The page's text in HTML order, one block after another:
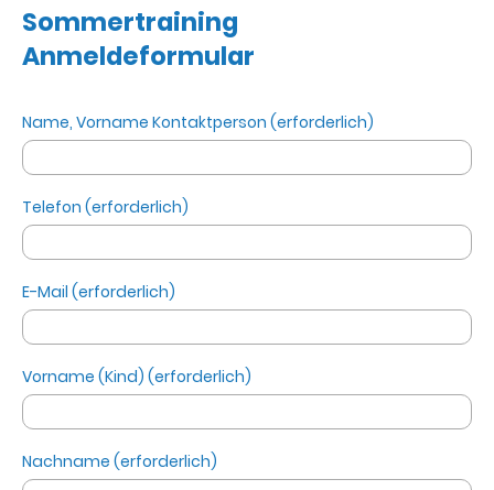
Sommertraining
Anmeldeformular
Name, Vorname Kontaktperson (erforderlich)
Telefon (erforderlich)
E-Mail (erforderlich)
Vorname (Kind) (erforderlich)
Nachname (erforderlich)